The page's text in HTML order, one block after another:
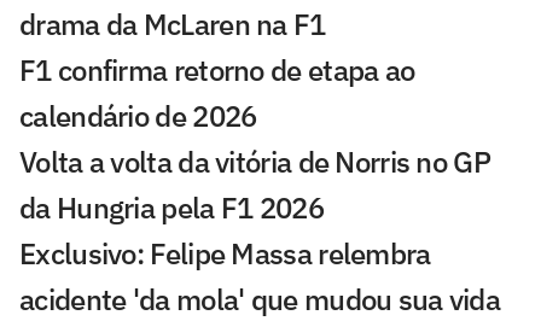
drama da McLaren na F1
F1 confirma retorno de etapa ao
calendário de 2026
Volta a volta da vitória de Norris no GP
da Hungria pela F1 2026
Exclusivo: Felipe Massa relembra
acidente 'da mola' que mudou sua vida